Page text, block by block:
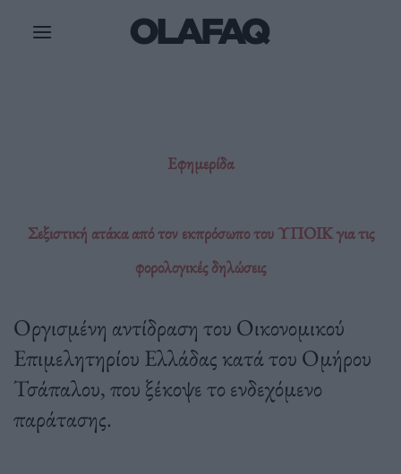
Εφημερίδα
Σεξιστική ατάκα από τον εκπρόσωπο του ΥΠΟΙΚ για τις
φορολογικές δηλώσεις
Οργισμένη αντίδραση του Οικονομικού
Επιμελητηρίου Ελλάδας κατά του Ομήρου
Τσάπαλου, που ξέκοψε το ενδεχόμενο
παράτασης.